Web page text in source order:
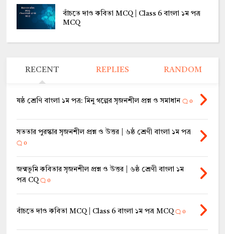
বাঁচতে দাও কবিতা MCQ | Class 6 বাংলা ১ম পত্র
MCQ
RECENT REPLIES RANDOM
ষষ্ঠ শ্রেণি বাংলা ১ম পত্র: মিনু গল্পের সৃজনশীল প্রশ্ন ও সমাধান 0
সততার পুরস্কার সৃজনশীল প্রশ্ন ও উত্তর | ৬ষ্ঠ শ্রেণী বাংলা ১ম পত্র
0
জন্মভূমি কবিতার সৃজনশীল প্রশ্ন ও উত্তর | ৬ষ্ঠ শ্রেণী বাংলা ১ম
পত্র CQ
0
বাঁচতে দাও কবিতা MCQ | Class 6 বাংলা ১ম পত্র MCQ 0